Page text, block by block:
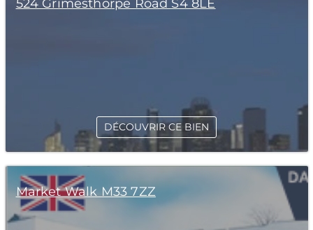
524 Grimesthorpe Road S4 8LE
DÉCOUVRIR CE BIEN
Market Walk M33 7ZZ